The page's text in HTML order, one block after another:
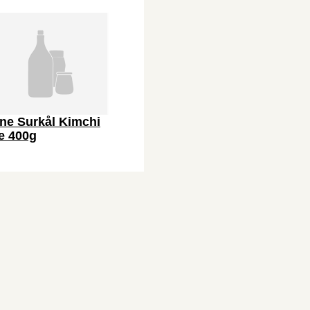
Surkål Kimchi
400g